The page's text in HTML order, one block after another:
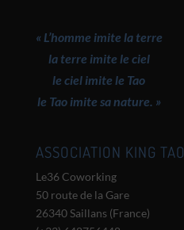
« L’homme imite la terre
la terre imite le ciel
le ciel imite le Tao
le Tao imite sa nature. »
ASSOCIATION KING TAO
Le36 Coworking
50 route de la Gare
26340 Saillans (France)